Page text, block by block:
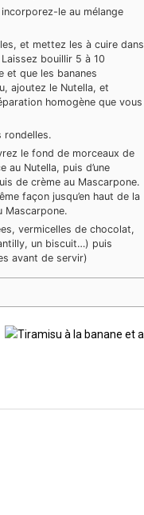
le au mélange
et mettez les à cuire dans
Laissez bouillir 5 à 10
et que les bananes
ajoutez le Nutella, et
homogène que vous
rondelles.
le fond de morceaux de
au Nutella, puis d’une
de crème au Mascarpone.
façon jusqu’en haut de la
Mascarpone.
vermicelles de chocolat,
un biscuit…) puis
avant de servir)